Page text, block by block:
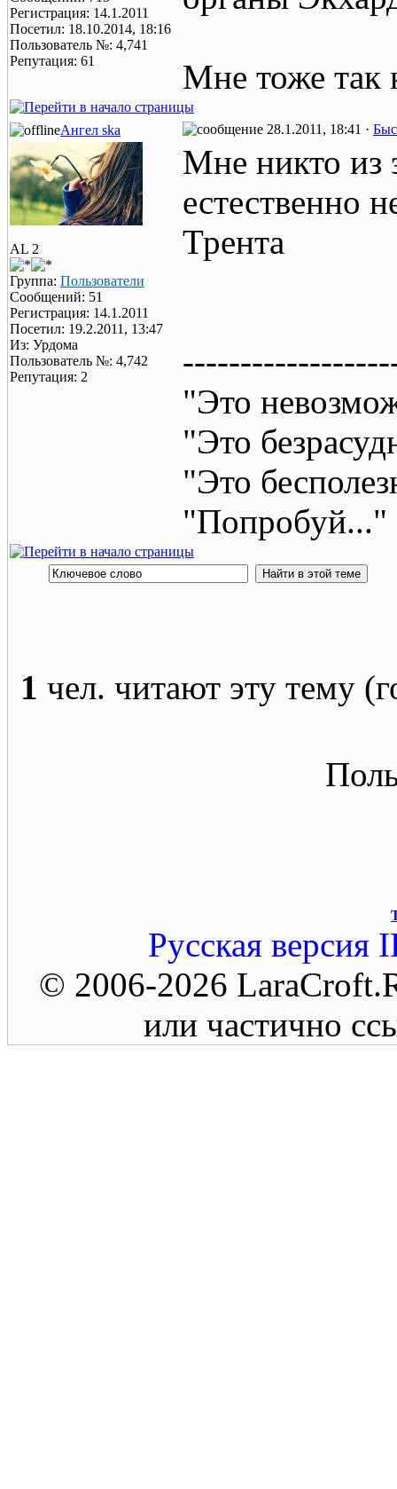
Регистрация: 14.1.2011
Посетил: 18.10.2014, 18:16
Пользователь №: 4,741
Репутация: 61
Мне тоже так
Ангел ska 28.1.2011, 18:41 ·
AL 2
Группа: Пользователи
Сообщений: 51
Регистрация: 14.1.2011
Посетил: 19.2.2011, 13:47
Из: Урдома
Пользователь №: 4,742
Репутация: 2
Мне никто из
естественно
Трента
"Это
"Это
"Это
"Попробуй..."
1 чел. читают эту тему
Русская версия
© 2006-2026
или частично